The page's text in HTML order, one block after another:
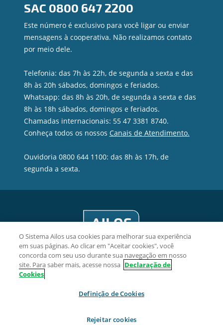
Ouvidoria
SAC 0800 647 2200
Este número é exclusivo para você ligar ou enviar
mensagens à cooperativa. Não realizamos contato
por meio dele.
Telefonia: das 7h às 22h, de segunda a sexta e das
8h às 20h sábados, domingos e feriados.
Whatsapp: das 8h às 20h, de segunda a sexta e das
8h às 18h sábados, domingos e feriados.
Chamadas internacionais: 55 47 3381 8740.
Conheça todos os nossos Canais de Atendimento.
Ouvidoria 0800 644 1100: das 8h às 17h, de
segunda a sexta.
Civia Cooperativa de Crédito - CNPJ 10.218.474/0001-68
2026 Sistema Ailos. Todos os direitos reservados.
O Sistema Ailos usa cookies para melhorar sua experiência
em suas páginas. Ao clicar em "Aceitar cookies", você
concorda com seu uso durante sua navegação em nosso
site. Para saber mais, acesse nossa Declaração de
Cookies
Definição de Cookies
Rejeitar cookies